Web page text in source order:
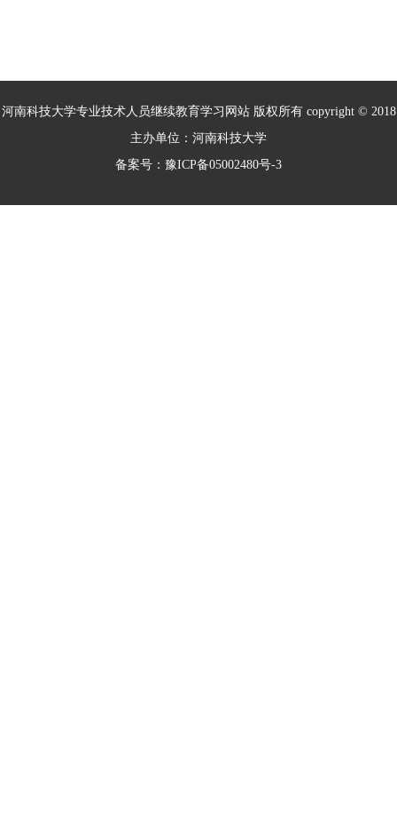
河南科技大学专业技术人员继续教育学习网站 版权所有 copyright © 2018
主办单位：河南科技大学
备案号：豫ICP备05002480号-3